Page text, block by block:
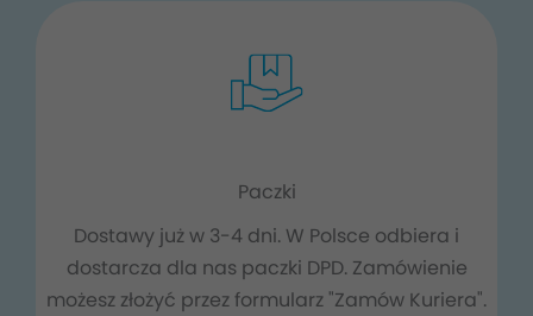
Paczki
Dostawy już w 3-4 dni. W Polsce odbiera i
dostarcza dla nas paczki DPD. Zamówienie
możesz złożyć przez formularz "Zamów Kuriera".